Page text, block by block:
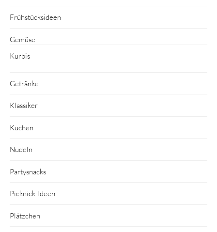
Frühstücksideen
Gemüse
Kürbis
Getränke
Klassiker
Kuchen
Nudeln
Partysnacks
Picknick-Ideen
Plätzchen